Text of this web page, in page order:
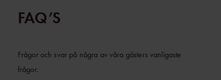
FAQ’S
Frågor och svar på några av våra gästers vanligaste
frågor.